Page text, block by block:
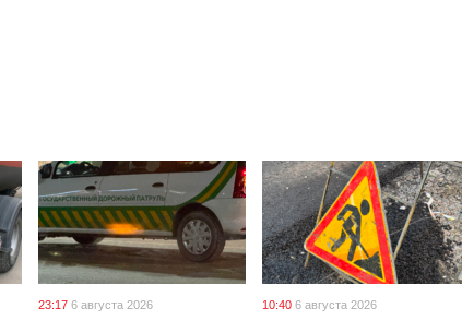
23:17 6 августа 2026 10:40 6 августа 2026